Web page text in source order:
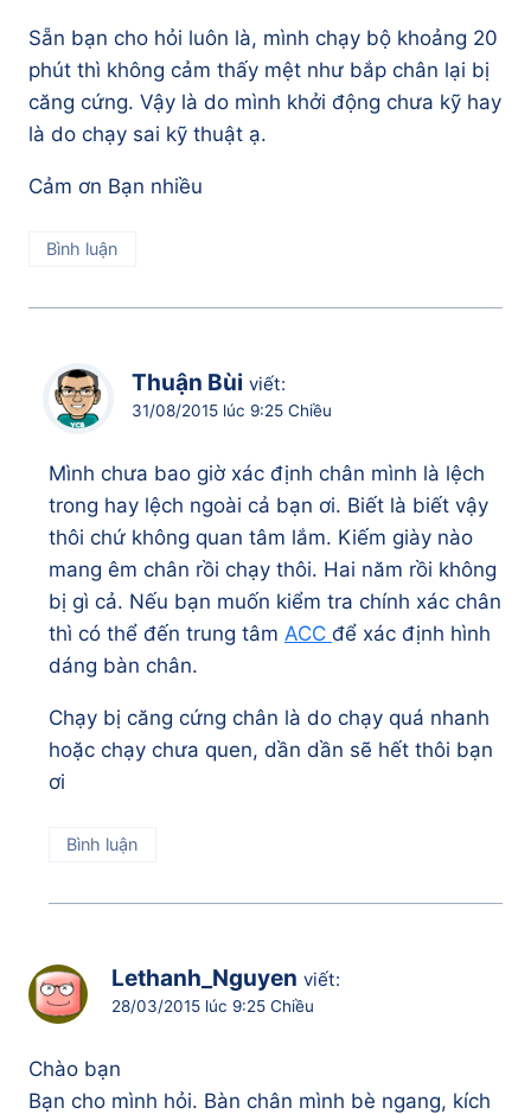
Sẵn bạn cho hỏi luôn là, mình chạy bộ khoảng 20
phút thì không cảm thấy mệt như bắp chân lại bị
căng cứng. Vậy là do mình khởi động chưa kỹ hay
là do chạy sai kỹ thuật ạ.
Cảm ơn Bạn nhiều
Bình luận
Thuận Bùi viết:
31/08/2015 lúc 9:25 Chiều
Mình chưa bao giờ xác định chân mình là lệch
trong hay lệch ngoài cả bạn ơi. Biết là biết vậy
thôi chứ không quan tâm lắm. Kiếm giày nào
mang êm chân rồi chạy thôi. Hai năm rồi không
bị gì cả. Nếu bạn muốn kiểm tra chính xác chân
thì có thể đến trung tâm ACC để xác định hình
dáng bàn chân.
Chạy bị căng cứng chân là do chạy quá nhanh
hoặc chạy chưa quen, dần dần sẽ hết thôi bạn
ơi
Bình luận
Lethanh_Nguyen viết:
28/03/2015 lúc 9:25 Chiều
Chào bạn
Bạn cho mình hỏi. Bàn chân mình bè ngang, kích